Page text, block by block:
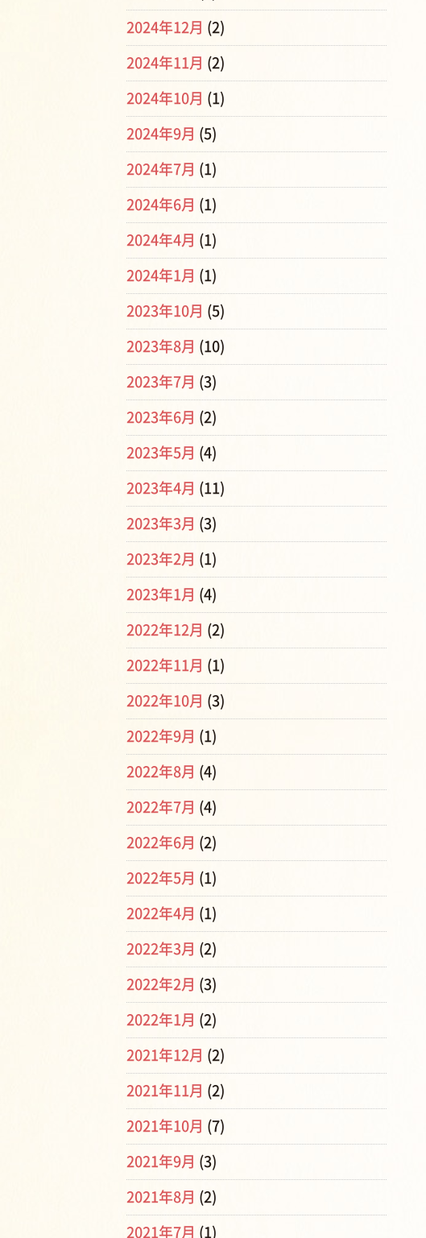
2024年12月 (2)
2024年11月 (2)
2024年10月 (1)
2024年9月 (5)
2024年7月 (1)
2024年6月 (1)
2024年4月 (1)
2024年1月 (1)
2023年10月 (5)
2023年8月 (10)
2023年7月 (3)
2023年6月 (2)
2023年5月 (4)
2023年4月 (11)
2023年3月 (3)
2023年2月 (1)
2023年1月 (4)
2022年12月 (2)
2022年11月 (1)
2022年10月 (3)
2022年9月 (1)
2022年8月 (4)
2022年7月 (4)
2022年6月 (2)
2022年5月 (1)
2022年4月 (1)
2022年3月 (2)
2022年2月 (3)
2022年1月 (2)
2021年12月 (2)
2021年11月 (2)
2021年10月 (7)
2021年9月 (3)
2021年8月 (2)
2021年7月 (1)